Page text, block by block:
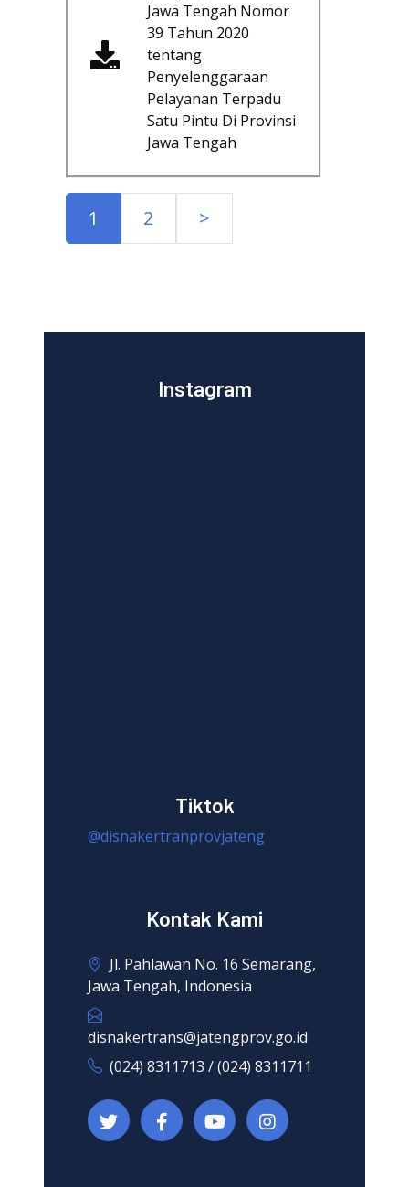
Jawa Tengah Nomor
39 Tahun 2020
tentang
Penyelenggaraan
Pelayanan Terpadu
Satu Pintu Di Provinsi
Jawa Tengah
1 2 >
Instagram
Tiktok
@disnakertranprovjateng
Kontak Kami
Jl. Pahlawan No. 16 Semarang,
Jawa Tengah, Indonesia
disnakertrans@jatengprov.go.id
(024) 8311713 / (024) 8311711